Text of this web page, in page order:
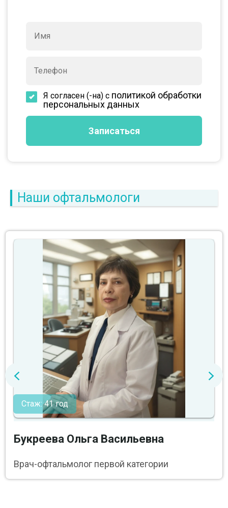
Я согласен (-на) с политикой обработки
персональных данных
Наши офтальмологи
Стаж: 41 год
Букреева Ольга Васильевна
Врач-офтальмолог первой категории